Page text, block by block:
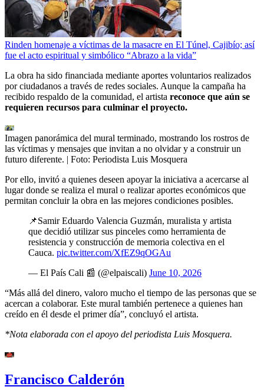
Rinden homenaje a víctimas de la masacre en El Túnel, Cajibío; así
fue el acto espiritual y simbólico “Abrazo a la vida”
La obra ha sido financiada mediante aportes voluntarios realizados
por ciudadanos a través de redes sociales. Aunque la campaña ha
recibido respaldo de la comunidad, el artista reconoce que aún se
requieren recursos para culminar el proyecto.
Imagen panorámica del mural terminado, mostrando los rostros de
las víctimas y mensajes que invitan a no olvidar y a construir un
futuro diferente. | Foto: Periodista Luis Mosquera
Por ello, invitó a quienes deseen apoyar la iniciativa a acercarse al
lugar donde se realiza el mural o realizar aportes económicos que
permitan concluir la obra en las mejores condiciones posibles.
📌Samir Eduardo Valencia Guzmán, muralista y artista
que decidió utilizar sus pinceles como herramienta de
resistencia y construcción de memoria colectiva en el
Cauca. pic.twitter.com/XfEZ9qOGAu
— El País Cali 📰 (@elpaiscali) June 10, 2026
“Más allá del dinero, valoro mucho el tiempo de las personas que se
acercan a colaborar. Este mural también pertenece a quienes han
creído en él desde el primer día”, concluyó el artista.
*Nota elaborada con el apoyo del periodista Luis Mosquera.
Francisco Calderón